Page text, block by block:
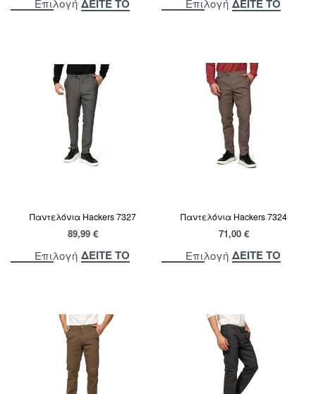
Επιλογή ΔΕΙΤΕ ΤΟ Επιλογή ΔΕΙΤΕ ΤΟ
Παντελόνια Hackers 7327
89,99 €
Επιλογή ΔΕΙΤΕ ΤΟ
Παντελόνια Hackers 7324
71,00 €
Επιλογή ΔΕΙΤΕ ΤΟ